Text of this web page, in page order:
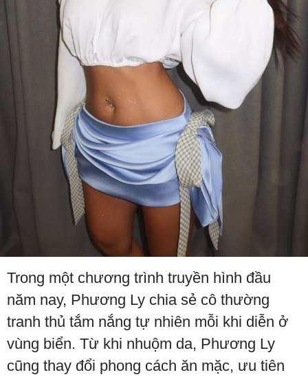
Trong một chương trình truyền hình đầu
năm nay, Phương Ly chia sẻ cô thường
tranh thủ tắm nắng tự nhiên mỗi khi diễn ở
vùng biển. Từ khi nhuộm da, Phương Ly
cũng thay đổi phong cách ăn mặc, ưu tiên